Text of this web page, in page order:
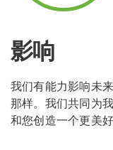
影响
我们有能力影响未
那样。我们共同为
和您创造一个更美